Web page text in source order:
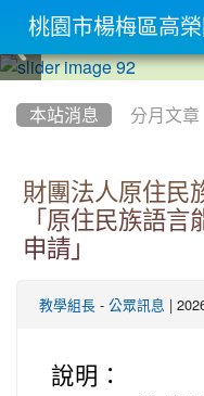
本站消息 分月文章
財團法人原住民
「原住民族語
申請」
教學組長 - 公眾訊息 |
說明：
桃園市楊梅區高